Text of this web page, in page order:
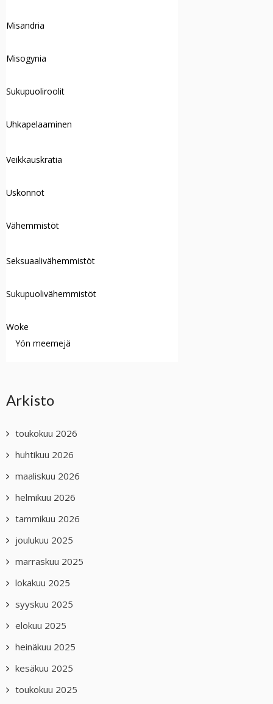
Misandria
Misogynia
Sukupuoliroolit
Uhkapelaaminen
Veikkauskratia
Uskonnot
Vähemmistöt
Seksuaalivähemmistöt
Sukupuolivähemmistöt
Woke
Yön meemejä
Arkisto
toukokuu 2026
huhtikuu 2026
maaliskuu 2026
helmikuu 2026
tammikuu 2026
joulukuu 2025
marraskuu 2025
lokakuu 2025
syyskuu 2025
elokuu 2025
heinäkuu 2025
kesäkuu 2025
toukokuu 2025